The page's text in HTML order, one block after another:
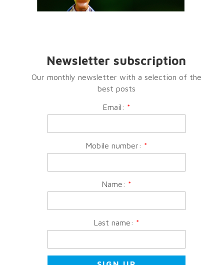
Newsletter subscription
Our monthly newsletter with a selection of the
best posts
Email: *
Mobile number: *
Name: *
Last name: *